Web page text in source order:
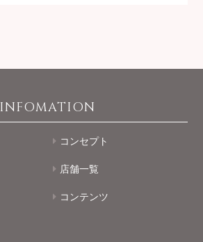
INFOMATION
コンセプト
店舗一覧
コンテンツ